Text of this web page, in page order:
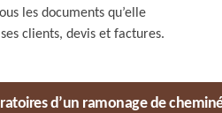
les documents qu’elle
clients, devis et factures.
d’un ramonage de